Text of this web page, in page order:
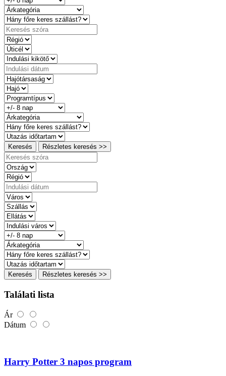
Keresés Részletes keresés >>
Keresés Részletes keresés >>
Találati lista
Ár
Dátum
Harry Potter 3 napos program